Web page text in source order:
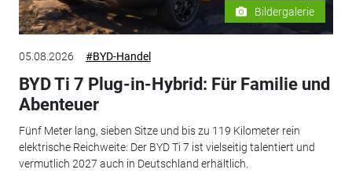
Bildergalerie
05.08.2026 #BYD-Handel
BYD Ti 7 Plug-in-Hybrid: Für Familie und
Abenteuer
Fünf Meter lang, sieben Sitze und bis zu 119 Kilometer rein
elektrische Reichweite: Der BYD Ti 7 ist vielseitig talentiert und
vermutlich 2027 auch in Deutschland erhältlich.